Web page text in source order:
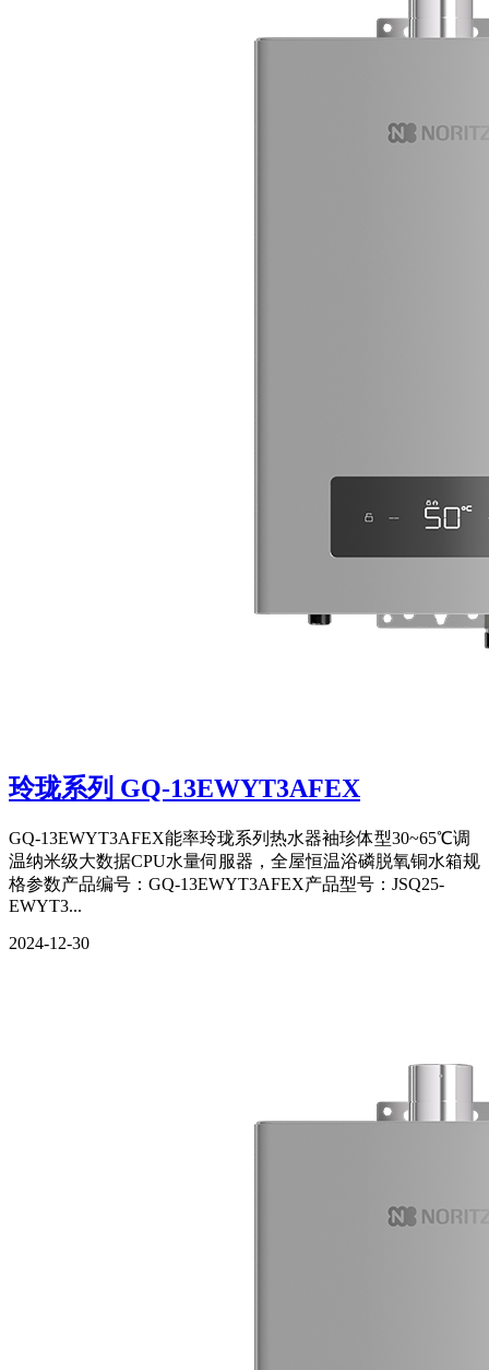
玲珑系列 GQ-13EWYT3AFEX
GQ-13EWYT3AFEX能率玲珑系列热水器袖珍体型30~65℃调
温纳米级大数据CPU水量伺服器，全屋恒温浴磷脱氧铜水箱规
格参数产品编号：GQ-13EWYT3AFEX产品型号：JSQ25-
EWYT3...
2024-12-30